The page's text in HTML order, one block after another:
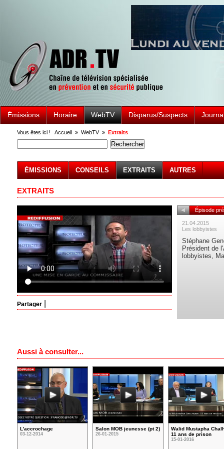
Émissions Horaire WebTV Disparus/Suspects
Vous êtes ici ! Accueil » WebTV» Extraits
ÉMISSIONS CONSEILS EXTRAITS AUTRES
EXTRAITS
Partager
Épisode
21.04.2015
Les lobbyistes
Stéphane
Président de
lobbyistes,
Aussi à consulter...
L'accrochage
03-12-2014
Salon MOB jeunesse (pt 2)
26-01-2015
Walid Mustapha
11 ans de prison
15-01-2016